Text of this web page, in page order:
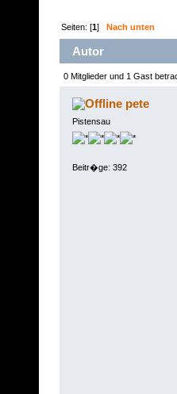
Seiten: [1]Nach unten
Autor
0 Mitglieder und 1 Gast
pete
Pistensau
Beitr�ge: 392